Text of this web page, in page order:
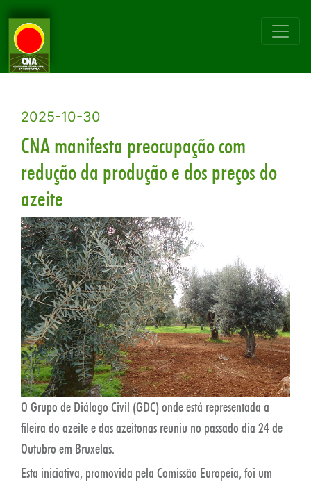
2025-10-30
CNA manifesta preocupação com
redução da produção e dos preços do
azeite
O Grupo de Diálogo Civil (GDC) onde está representada a
fileira do azeite e das azeitonas reuniu no passado dia 24 de
Outubro em Bruxelas.
Esta iniciativa, promovida pela Comissão Europeia, foi um